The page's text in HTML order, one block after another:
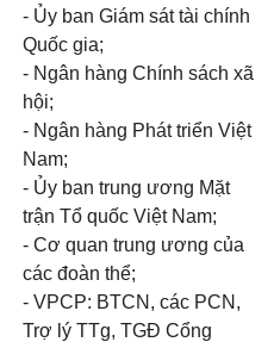
- Ủy ban Giám sát tài chính
Quốc gia;
- Ngân hàng Chính sách xã
hội;
- Ngân hàng Phát triển Việt
Nam;
- Ủy ban trung ương Mặt
trận Tổ quốc Việt Nam;
- Cơ quan trung ương của
các đoàn thể;
- VPCP: BTCN, các PCN,
Trợ lý TTg, TGĐ Cổng